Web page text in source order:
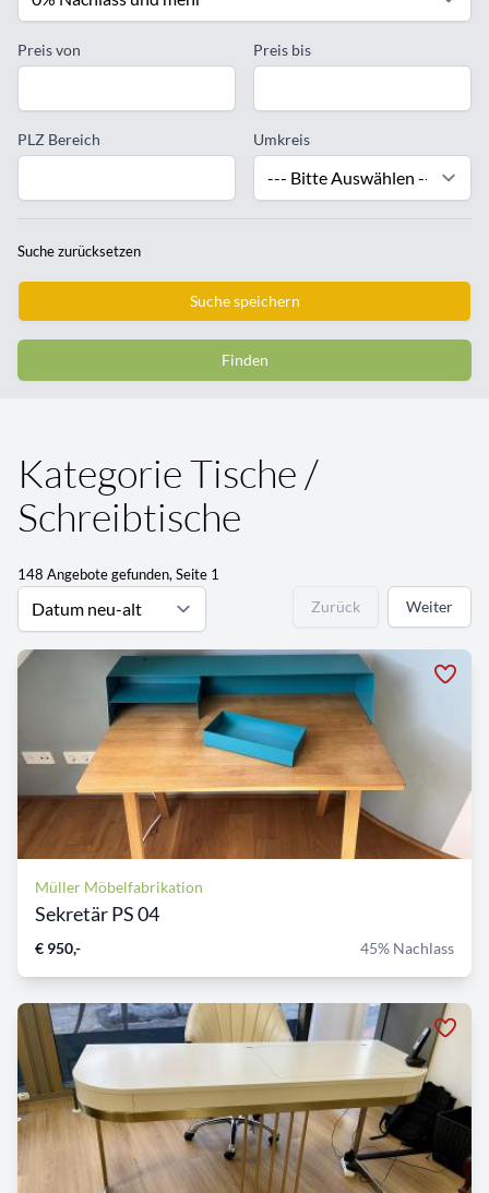
Preis von Preis bis
PLZ Bereich Umkreis
Suche zurücksetzen
Suche speichern
Finden
Kategorie Tische /
Schreibtische
148 Angebote gefunden, Seite 1
Zurück Weiter
Müller Möbelfabrikation
Sekretär PS 04
€ 950,- 45% Nachlass